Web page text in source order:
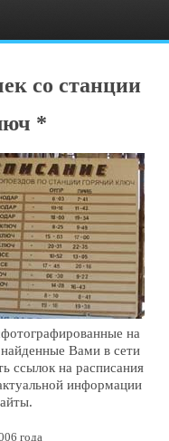
со станции
*
на
Вами в сети
ссылок на расписания
информации
года